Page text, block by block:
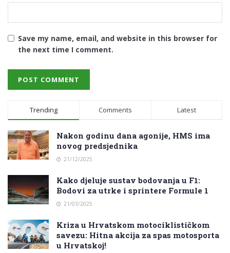
Save my name, email, and website in this browser for
the next time I comment.
Trending Comments Latest
Nakon godinu dana agonije, HMS ima
novog predsjednika
21/12/2025
Kako djeluje sustav bodovanja u F1:
Bodovi za utrke i sprintere Formule 1
21/03/2025
Kriza u Hrvatskom motociklističkom
savezu: Hitna akcija za spas motosporta
u Hrvatskoj!